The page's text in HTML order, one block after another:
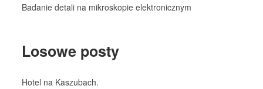
Badanie detali na mikroskopie elektronicznym
Losowe posty
Hotel na Kaszubach.